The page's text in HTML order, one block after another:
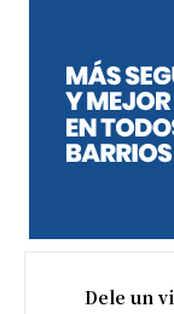
Dele un